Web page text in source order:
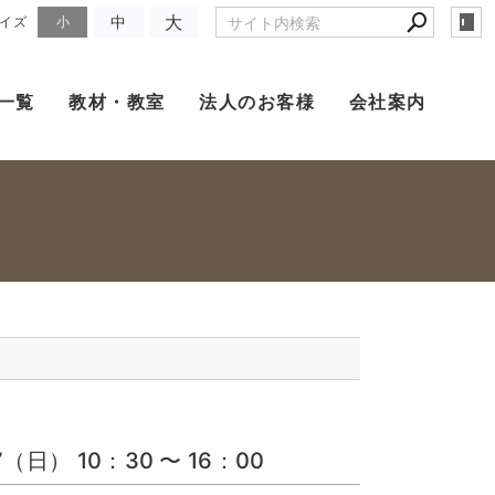
ズ 小 中 大
覧 教材・教室 法人のお客様 会社案内
日） 10：30 〜 16：00